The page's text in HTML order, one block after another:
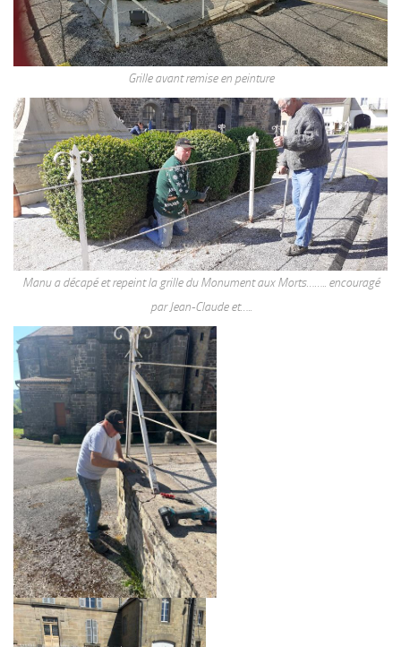
Grille avant remise en peinture
Manu a décapé et repeint la grille du Monument aux Morts…….. encouragé
par Jean-Claude et…..